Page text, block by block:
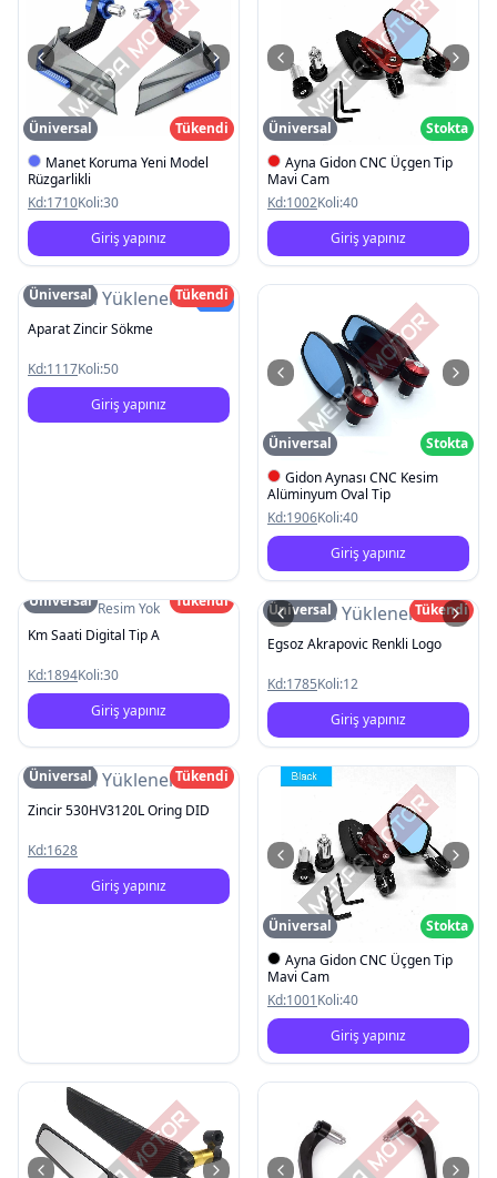
Üniversal
Tükendi
Manet Koruma Yeni Model
Rüzgarlikli
Kd:1710Koli:30
Giriş yapınız
Üniversal
Stokta
Ayna Gidon CNC Üçgen Tip
Mavi Cam
Kd:1002Koli:40
Giriş yapınız
Resim YüklenemediYeni
Üniversal
Tükendi
Aparat Zincir Sökme
Kd:1117Koli:50
Giriş yapınız
Üniversal
Stokta
Gidon Aynası CNC Kesim
Alüminyum Oval Tip
Kd:1906Koli:40
Giriş yapınız
Resim Yok
Üniversal
Tükendi
Km Saati Digital Tip A
Kd:1894Koli:30
Giriş yapınız
Resim Yüklenemedi
Üniversal
Tükendi
Egsoz Akrapovic Renkli Logo
Kd:1785Koli:12
Giriş yapınız
Resim Yüklenemedi
Üniversal
Tükendi
Zincir 530HV3120L Oring DID
Kd:1628
Giriş yapınız
Üniversal
Stokta
Ayna Gidon CNC Üçgen Tip
Mavi Cam
Kd:1001Koli:40
Giriş yapınız